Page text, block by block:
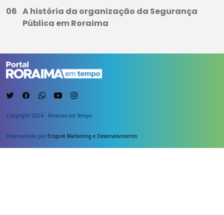
A história da organização da Segurança
Pública em Roraima
Copyright 2024 - Roraima em Tempo
Desenvolvido por Enspire Marketing e Desenvolvimento